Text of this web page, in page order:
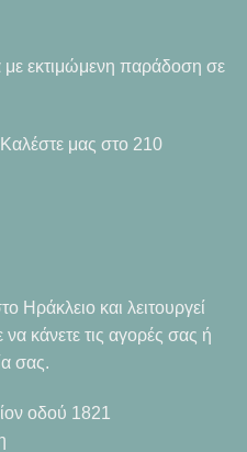
εκτιμώμενη παράδοση σε
Καλέστε μας στο 210
Ηράκλειο και λειτουργεί
κάνετε τις αγορές σας ή
σας.
οδού 1821